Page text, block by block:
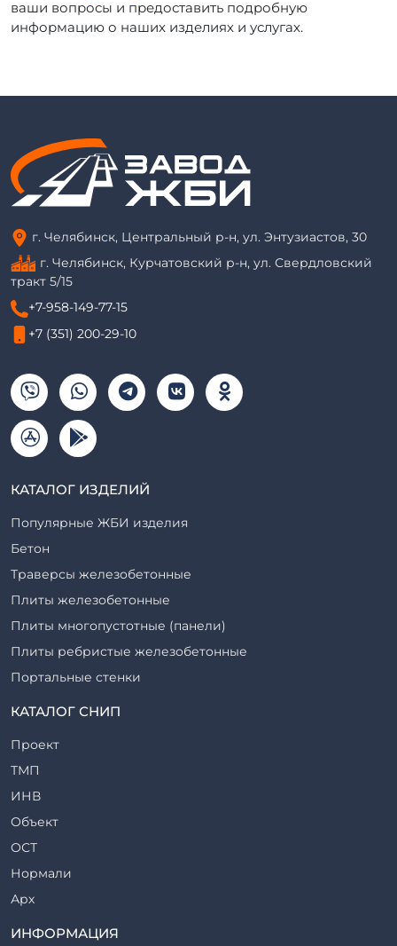
ваши вопросы и предоставить подробную
информацию о наших изделиях и услугах.
г. Челябинск, Центральный р-н, ул. Энтузиастов, 30
г. Челябинск, Курчатовский р-н, ул. Свердловский
тракт 5/15
+7-958-149-77-15
+7 (351) 200-29-10
КАТАЛОГ ИЗДЕЛИЙ
Популярные ЖБИ изделия
Бетон
Траверсы железобетонные
Плиты железобетонные
Плиты многопустотные (панели)
Плиты ребристые железобетонные
Портальные стенки
Прогоны железобетонные
Ригели железобетонные
Сваи железобетонные
Стеновые блоки
Стойки железобетонные
Столбы железобетонные
Закладные детали
Трубы железобетонные
Утяжелители железобетонные
КАТАЛОГ СНИП
Проект
ТМП
ИНВ
Объект
ОСТ
Нормали
Арх
ТР
ИНФОРМАЦИЯ